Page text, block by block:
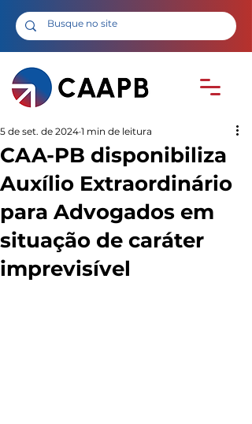
CAA-PB disponibiliza
Auxílio Extraordinário
para Advogados em
situação de caráter
imprevisível
5 de set. de 2024 1 min de leitura